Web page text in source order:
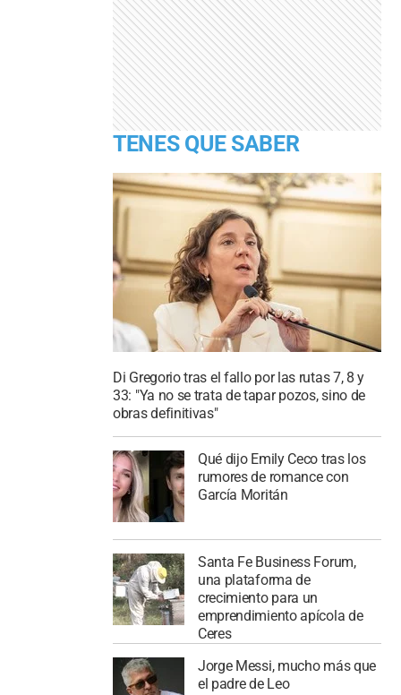
TENES QUE SABER
Di Gregorio tras el fallo por las rutas 7, 8 y
33: "Ya no se trata de tapar pozos, sino de
obras definitivas"
Qué dijo Emily Ceco tras los
rumores de romance con
García Moritán
Santa Fe Business Forum,
una plataforma de
crecimiento para un
emprendimiento apícola de
Ceres
Jorge Messi, mucho más que
el padre de Leo